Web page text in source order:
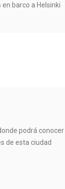
barco a Helsinki
podrá conocer
de esta ciudad